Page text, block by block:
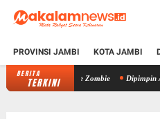
PROVINSI JAMBI KOTA JAMBI
BERITA
TERKINI Dipimpin AKBP,